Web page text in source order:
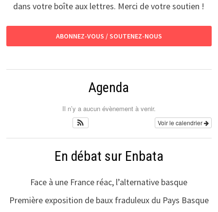
dans votre boîte aux lettres. Merci de votre soutien !
ABONNEZ-VOUS / SOUTENEZ-NOUS
Agenda
Il n’y a aucun évènement à venir.
Voir le calendrier
En débat sur Enbata
Face à une France réac, l’alternative basque
Première exposition de baux fraduleux du Pays Basque